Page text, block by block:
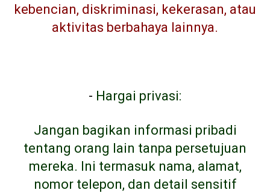
kebencian, diskriminasi, kekerasan, atau
aktivitas berbahaya lainnya.
- Hargai privasi:
Jangan bagikan informasi pribadi
tentang orang lain tanpa persetujuan
mereka. Ini termasuk nama, alamat,
nomor telepon, dan detail sensitif